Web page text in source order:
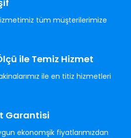
tüm müşterilerimize
ile Temiz Hizmet
ile en titiz hizmetleri
Garantisi
ekonomşik fiyatlarımızdan